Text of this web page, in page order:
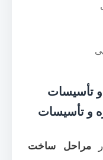
و تأسیسات
مراحل ساخت